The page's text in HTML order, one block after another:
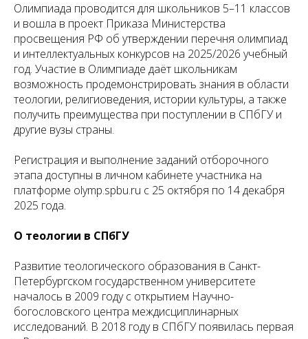
Олимпиада проводится для школьников 5–11 классов
и вошла в проект Приказа Министерства
просвещения РФ об утверждении перечня олимпиад
и интеллектуальных конкурсов на 2025/2026 учебный
год. Участие в Олимпиаде даёт школьникам
возможность продемонстрировать знания в области
теологии, религиоведения, истории культуры, а также
получить преимущества при поступлении в СПбГУ и
другие вузы страны.
Регистрация и выполнение заданий отборочного
этапа доступны в личном кабинете участника на
платформе olymp.spbu.ru с 25 октября по 14 декабря
2025 года.
О теологии в СПбГУ
Развитие теологического образования в Санкт-
Петербургском государственном университете
началось в 2009 году с открытием Научно-
богословского центра междисциплинарных
исследований. В 2018 году в СПбГУ появилась первая